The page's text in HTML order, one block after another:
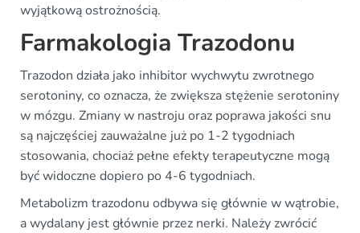
wyjątkową ostrożnością.
Farmakologia Trazodonu
Trazodon działa jako inhibitor wychwytu zwrotnego
serotoniny, co oznacza, że zwiększa stężenie serotoniny
w mózgu. Zmiany w nastroju oraz poprawa jakości snu
są najczęściej zauważalne już po 1-2 tygodniach
stosowania, chociaż pełne efekty terapeutyczne mogą
być widoczne dopiero po 4-6 tygodniach.
Metabolizm trazodonu odbywa się głównie w wątrobie,
a wydalany jest głównie przez nerki. Należy zwrócić